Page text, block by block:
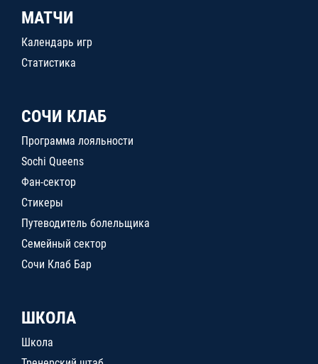
МАТЧИ
Календарь игр
Статистика
СОЧИ КЛАБ
Программа лояльности
Sochi Queens
Фан-сектор
Стикеры
Путеводитель болельщика
Семейный сектор
Сочи Клаб Бар
ШКОЛА
Школа